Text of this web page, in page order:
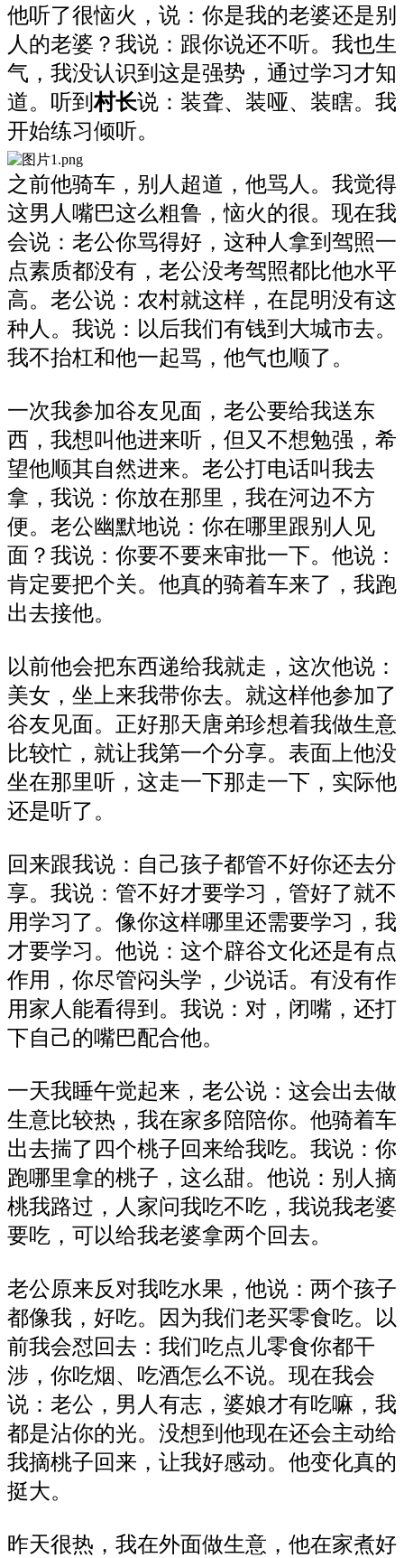
他听了很恼火，说：你是我的老婆还是别
人的老婆？我说：跟你说还不听。我也生
气，我没认识到这是强势，通过学习才知
道。听到村长说：装聋、装哑、装瞎。我
开始练习倾听。
之前他骑车，别人超道，他骂人。我觉得
这男人嘴巴这么粗鲁，恼火的很。现在我
会说：老公你骂得好，这种人拿到驾照一
点素质都没有，老公没考驾照都比他水平
高。老公说：农村就这样，在昆明没有这
种人。我说：以后我们有钱到大城市去。
我不抬杠和他一起骂，他气也顺了。
一次我参加谷友见面，老公要给我送东
西，我想叫他进来听，但又不想勉强，希
望他顺其自然进来。老公打电话叫我去
拿，我说：你放在那里，我在河边不方
便。老公幽默地说：你在哪里跟别人见
面？我说：你要不要来审批一下。他说：
肯定要把个关。他真的骑着车来了，我跑
出去接他。
以前他会把东西递给我就走，这次他说：
美女，坐上来我带你去。就这样他参加了
谷友见面。正好那天唐弟珍想着我做生意
比较忙，就让我第一个分享。表面上他没
坐在那里听，这走一下那走一下，实际他
还是听了。
回来跟我说：自己孩子都管不好你还去分
享。我说：管不好才要学习，管好了就不
用学习了。像你这样哪里还需要学习，我
才要学习。他说：这个辟谷文化还是有点
作用，你尽管闷头学，少说话。有没有作
用家人能看得到。我说：对，闭嘴，还打
下自己的嘴巴配合他。
一天我睡午觉起来，老公说：这会出去做
生意比较热，我在家多陪陪你。他骑着车
出去揣了四个桃子回来给我吃。我说：你
跑哪里拿的桃子，这么甜。他说：别人摘
桃我路过，人家问我吃不吃，我说我老婆
要吃，可以给我老婆拿两个回去。
老公原来反对我吃水果，他说：两个孩子
都像我，好吃。因为我们老买零食吃。以
前我会怼回去：我们吃点儿零食你都干
涉，你吃烟、吃酒怎么不说。现在我会
说：老公，男人有志，婆娘才有吃嘛，我
都是沾你的光。没想到他现在还会主动给
我摘桃子回来，让我好感动。他变化真的
挺大。
昨天很热，我在外面做生意，他在家煮好